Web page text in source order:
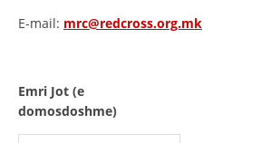
HISTORIA E KRYQIT TË KUQ
E-mail: mrc@redcross.org.mk
Emri Jot (e
domosdoshme)